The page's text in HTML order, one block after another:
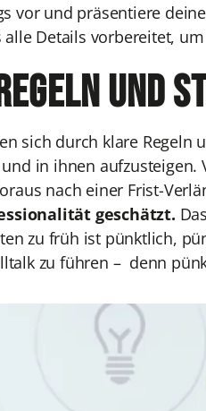
vor und präsentiere
Details vorbereitet,
und
sich durch klare
in ihnen
nach einer Frist-
geschätzt.
zu früh ist pünktlich,
zu führen – denn